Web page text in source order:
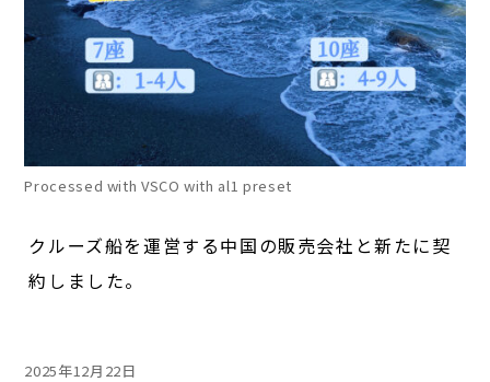
Processed with VSCO with al1 preset
クルーズ船を運営する中国の販売会社と新たに契
約しました。
投
2025年12月22日